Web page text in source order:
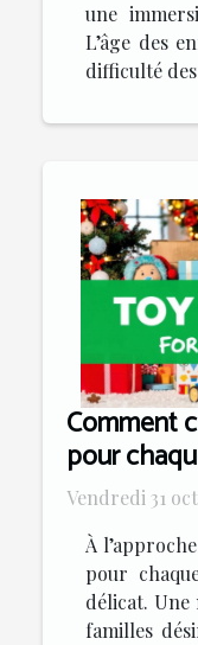
une
L’âge des
difficulté des
Comment
pour
Vendredi 31
À
pour
délicat. Une
familles